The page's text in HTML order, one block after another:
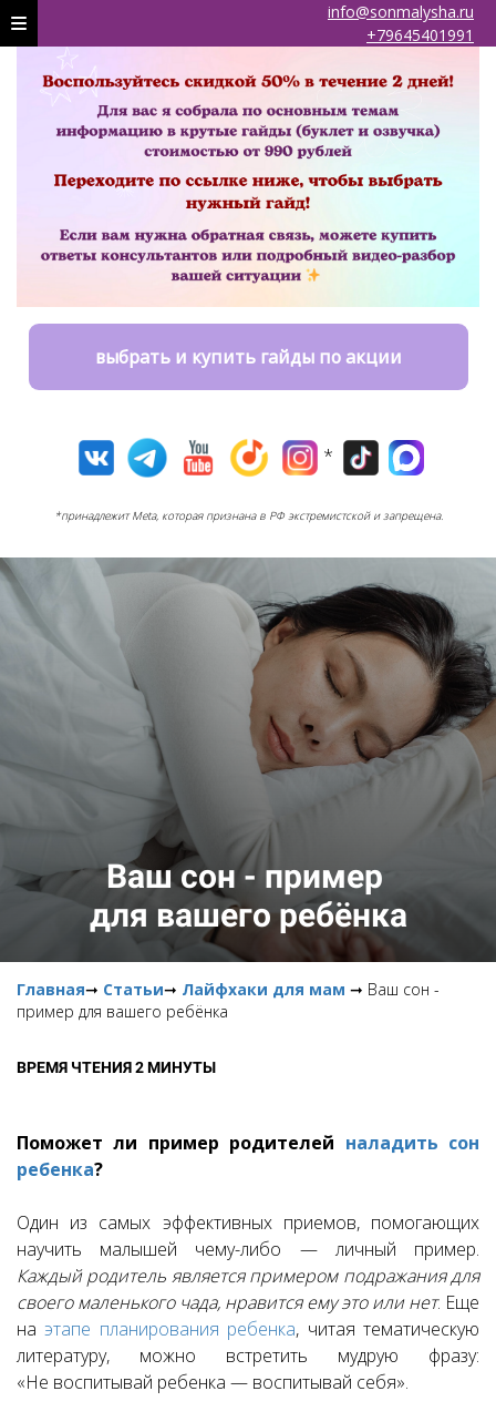
info@sonmalysha.ru
+79645401991
выбрать и купить гайды по акции
*
*принадлежит Meta, которая признана в РФ экстремистской и запрещена.
Ваш сон - пример
для вашего ребёнка
Главная➞ Статьи➞ Лайфхаки для мам ➞ Ваш сон -
пример для вашего ребёнка
ВРЕМЯ ЧТЕНИЯ 2 МИНУТЫ
Поможет ли пример родителей наладить сон
ребенка?
Один из самых эффективных приемов, помогающих
научить малышей чему-либо — личный пример.
Каждый родитель является примером подражания для
своего маленького чада, нравится ему это или нет. Еще
наэтапе планирования ребенка, читая тематическую
литературу, можно встретить мудрую фразу:
«Не воспитывай ребенка — воспитывай себя».